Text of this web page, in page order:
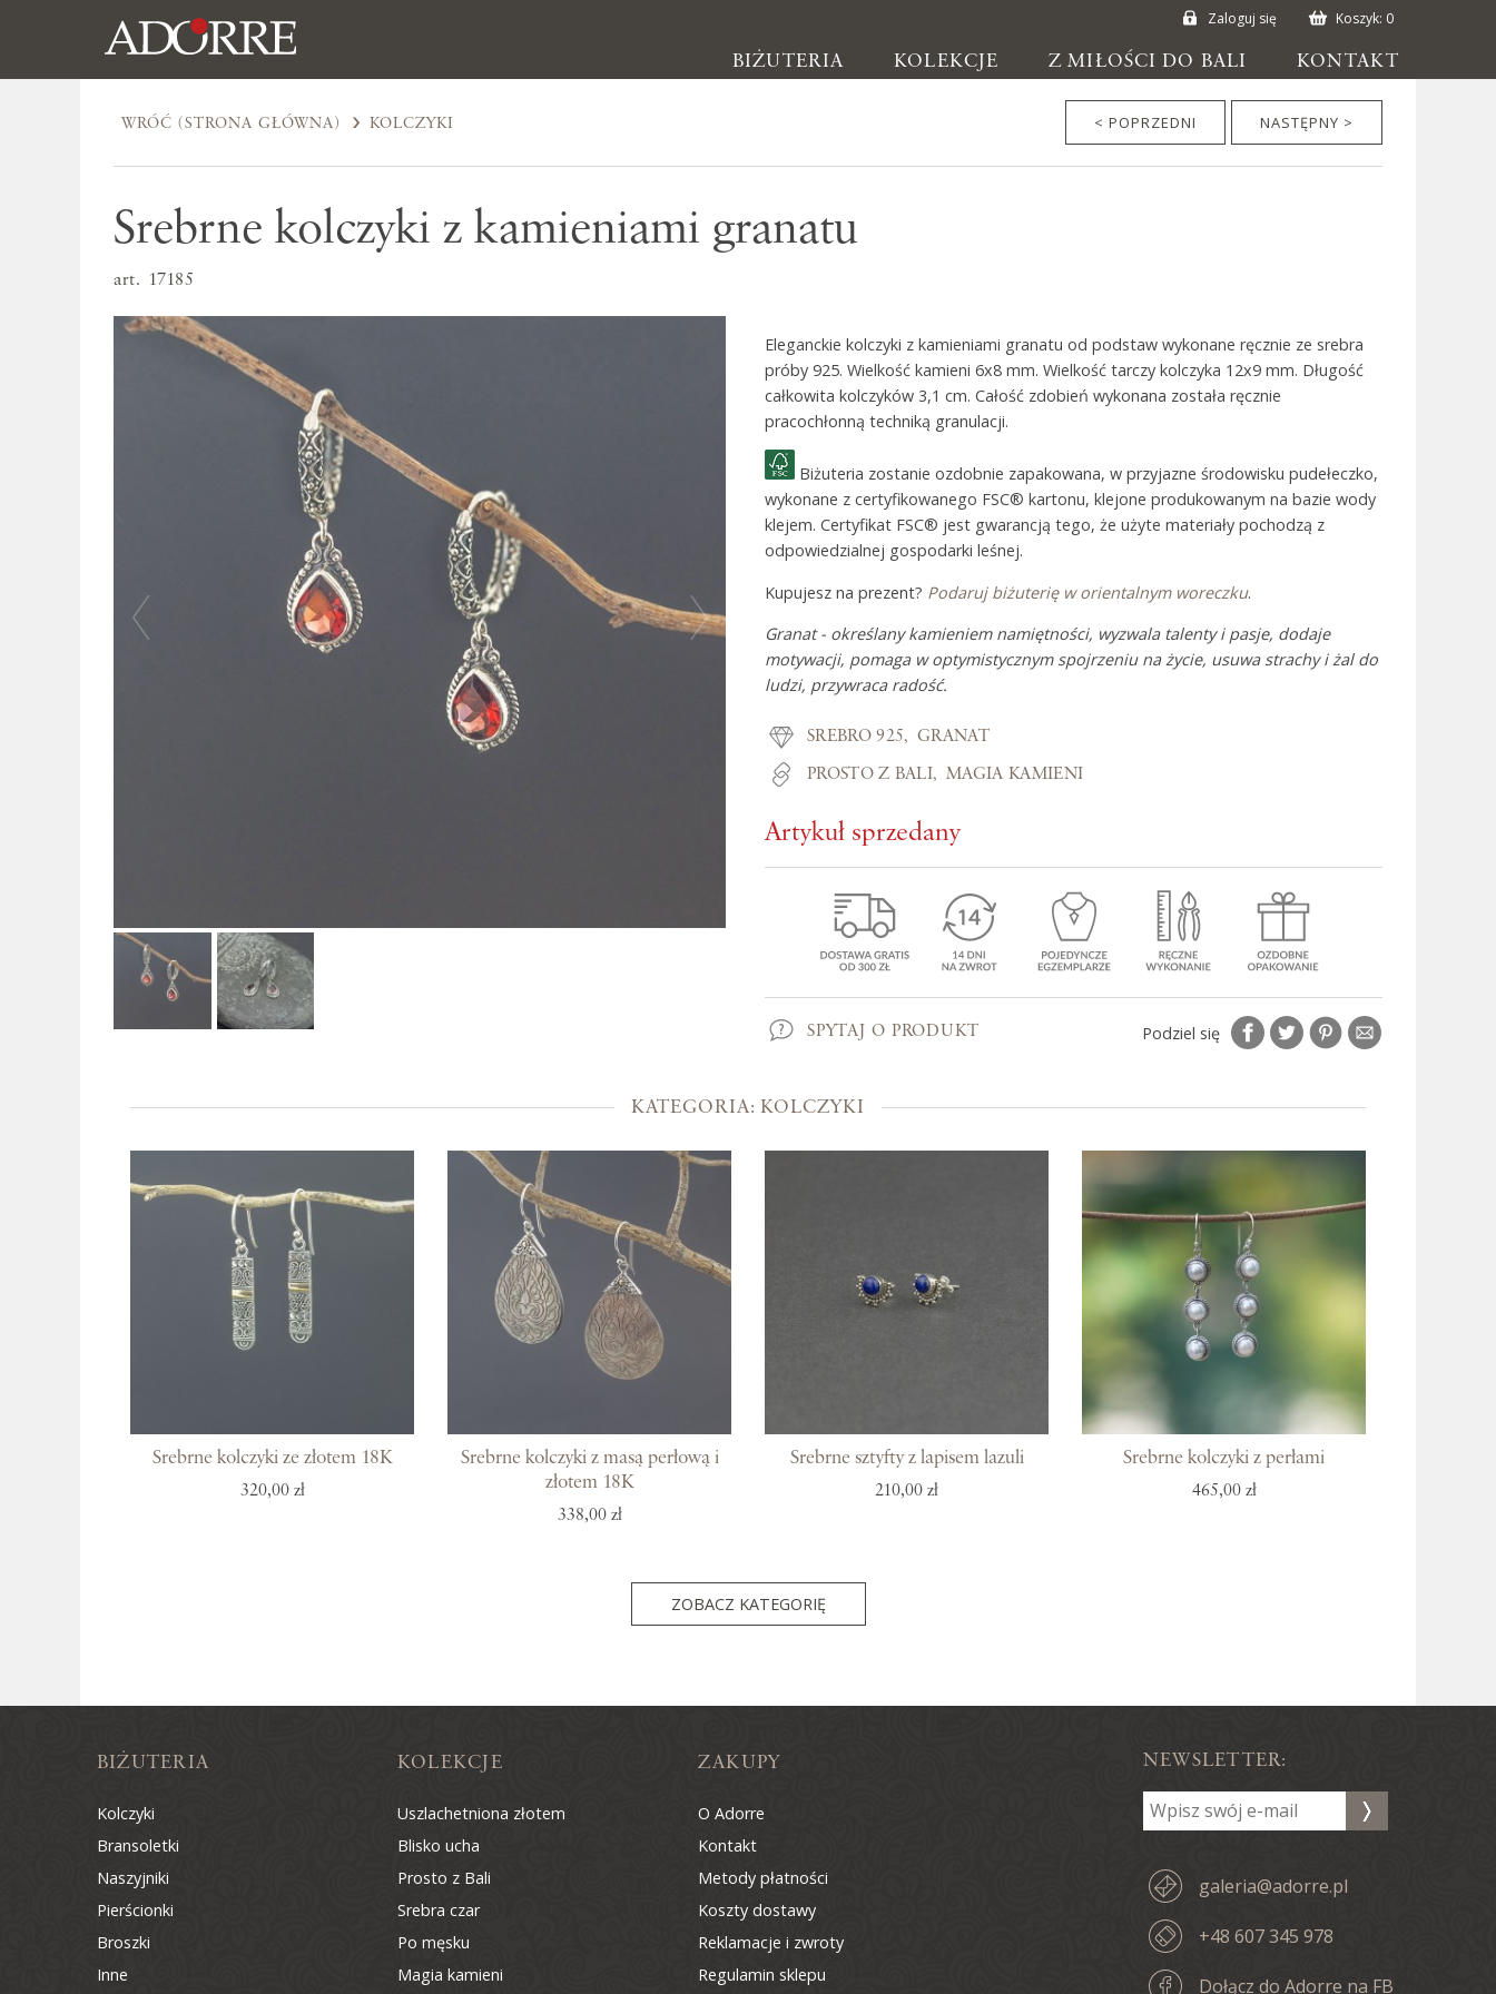
Zaloguj się Koszyk: 0
BIŻUTERIA KOLEKCJE Z MIŁOŚCI DO BALI KONTAKT
Biżuteria
Kolczyki
Pierścionki
Broszki
Inne
Z miłości do Bali
O Adorre
Jak to się zaczęło?
Wyspa pełna inspiracji
Kolekcje
Blisko ucha
Uszlachetniona złotem
Po męsku
Woreczki na biżuterię
WRÓĆ (STRONA GŁÓWNA) KOLCZYKI < POPRZEDNI NASTĘPNY >
Srebrne kolczyki z kamieniami granatu
art. 17185
Eleganckie kolczyki z kamieniami granatu od podstaw wykonane ręcznie ze srebra
próby 925. Wielkość kamieni 6x8 mm. Wielkość tarczy kolczyka 12x9 mm. Długość
całkowita kolczyków 3,1 cm. Całość zdobień wykonana została ręcznie
pracochłonną techniką granulacji.
Biżuteria zostanie ozdobnie zapakowana, w przyjazne środowisku pudełeczko,
wykonane z certyfikowanego FSC® kartonu, klejone produkowanym na bazie wody
klejem. Certyfikat FSC® jest gwarancją tego, że użyte materiały pochodzą z
odpowiedzialnej gospodarki leśnej.
Kupujesz na prezent? Podaruj biżuterię w orientalnym woreczku.
Granat - określany kamieniem namiętności, wyzwala talenty i pasje, dodaje
motywacji, pomaga w optymistycznym spojrzeniu na życie, usuwa strachy i żal do
ludzi, przywraca radość.
SREBRO 925 GRANAT
PROSTO Z BALI MAGIA KAMIENI
Artykuł sprzedany
SPYTAJ O PRODUKT Podziel się
KATEGORIA: KOLCZYKI
Srebrne kolczyki ze złotem 18K
320,00 zł
Srebrne kolczyki z masą perłową i
złotem 18K
338,00 zł
Srebrne sztyfty z lapisem lazuli
210,00 zł
Srebrne kolczyki z perłami
465,00 zł
ZOBACZ KATEGORIĘ
NEWSLETTER:
galeria@adorre.pl
+48 607 345 978
Dołącz do Adorre na FB
BIŻUTERIA
Kolczyki
Bransoletki
Naszyjniki
Pierścionki
Broszki
Inne
KOLEKCJE
Uszlachetniona złotem
Blisko ucha
Prosto z Bali
Srebra czar
Po męsku
Magia kamieni
ZAKUPY
O Adorre
Kontakt
Metody płatności
Koszty dostawy
Reklamacje i zwroty
Regulamin sklepu